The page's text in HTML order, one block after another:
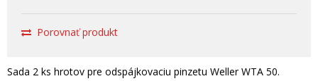
Porovnať produkt
Sada 2 ks hrotov pre odspájkovaciu pinzetu Weller WTA 50.